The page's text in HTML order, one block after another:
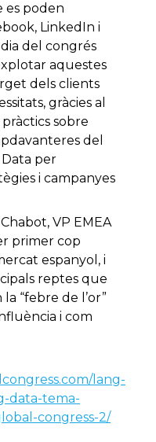
es poden
LinkedIn i
del congrés
aquestes
dels clients
gràcies al
pràctics sobre
del
per
i campanyes
VP EMEA
primer cop
espanyol, i
reptes que
“febre de l’or”
i com
lang-
data-tema-
congress-2/